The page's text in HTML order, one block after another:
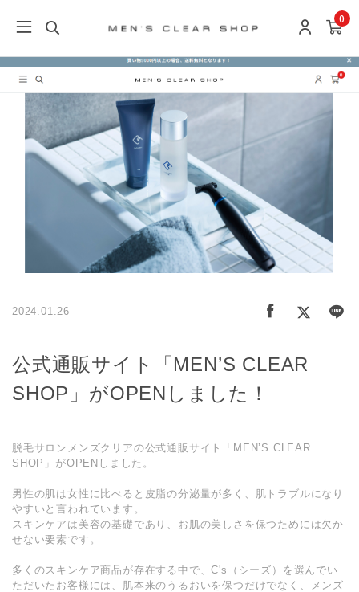
0
2024.01.26
公式通販サイト「MEN’S CLEAR
SHOP」がOPENしました！
脱毛サロンメンズクリアの公式通販サイト「MEN’S CLEAR
SHOP」がOPENしました。
男性の肌は女性に比べると皮脂の分泌量が多く、肌トラブルになり
やすいと言われています。
スキンケアは美容の基礎であり、お肌の美しさを保つためには欠か
せない要素です。
多くのスキンケア商品が存在する中で、C's（シーズ）を選んでい
ただいたお客様には、肌本来のうるおいを保つだけでなく、メンズ